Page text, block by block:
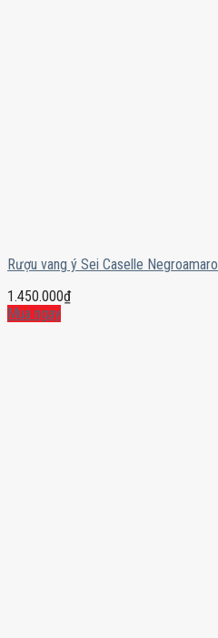
Rượu vang ý Sei Caselle Negroamaro
1.450.000₫
Mua ngay